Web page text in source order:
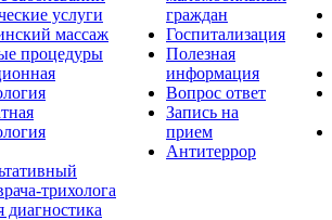
услуги
массаж
процедуры
трихолога
диагностика
граждан
Госпитализация
Полезная
информация
Вопрос ответ
Запись на
прием
Антитеррор